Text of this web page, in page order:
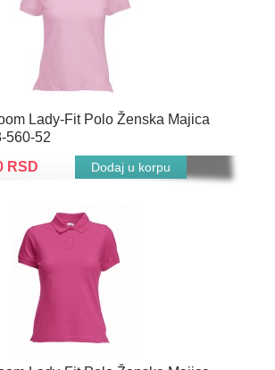
Lady-Fit Polo Ženska Majica
560-52
RSD